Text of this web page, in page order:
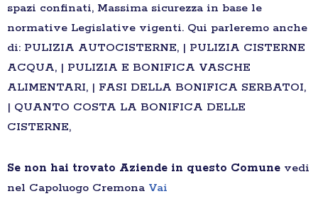
spazi confinati, Massima sicurezza in base le
normative Legislative vigenti. Qui parleremo anche
di: PULIZIA AUTOCISTERNE, | PULIZIA CISTERNE
ACQUA, | PULIZIA E BONIFICA VASCHE
ALIMENTARI, | FASI DELLA BONIFICA SERBATOI,
| QUANTO COSTA LA BONIFICA DELLE
CISTERNE,
Se non hai trovato Aziende in questo Comune vedi
nel Capoluogo Cremona Vai